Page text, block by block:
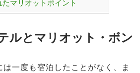
マリオットポイント
ルとマリオット・ボン
度も宿泊したことがなく、ま